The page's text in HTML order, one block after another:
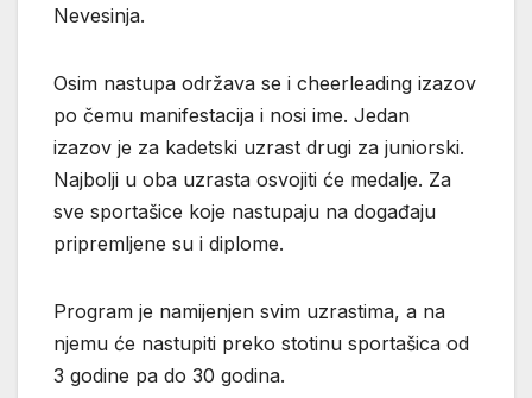
Nevesinja.
Osim nastupa održava se i cheerleading izazov
po čemu manifestacija i nosi ime. Jedan
izazov je za kadetski uzrast drugi za juniorski.
Najbolji u oba uzrasta osvojiti će medalje. Za
sve sportašice koje nastupaju na događaju
pripremljene su i diplome.
Program je namijenjen svim uzrastima, a na
njemu će nastupiti preko stotinu sportašica od
3 godine pa do 30 godina.